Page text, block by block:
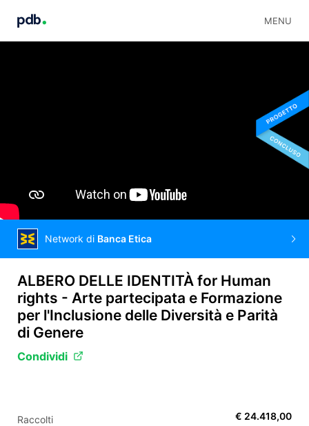
MENU
IT
ES
Network di Banca Etica
ALBERO DELLE IDENTITÀ for Human
rights - Arte partecipata e Formazione
per l'Inclusione delle Diversità e Parità
di Genere
Condividi
Raccolti € 24.418,00